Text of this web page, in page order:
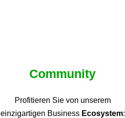
Community
Profitieren Sie von unserem
einzigartigen Business Ecosystem: